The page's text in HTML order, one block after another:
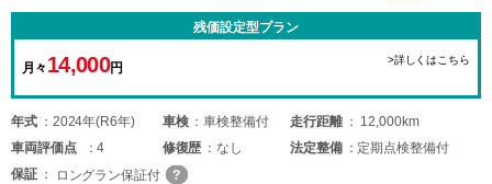
残価設定型プラン
月々 14,000円
>詳しくはこちら
年式 2024年(R6年) 車検 車検整備付 走行距離
12,000km
車両評価点 4 修復歴 なし 法定整備
定期点検整備付
保証
ロングラン保証付